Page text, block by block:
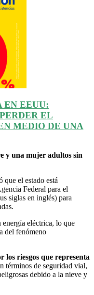
EN EEUU:
EL
MEDIO DE UNA
y una mujer adultos sin
que el estado está
Federal para el
siglas en inglés) para
energía eléctrica, lo que
del fenómeno
los riesgos que representa
términos de seguridad vial,
debido a la nieve y